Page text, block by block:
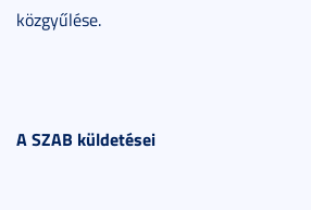
közgyűlése.
A SZAB küldetései